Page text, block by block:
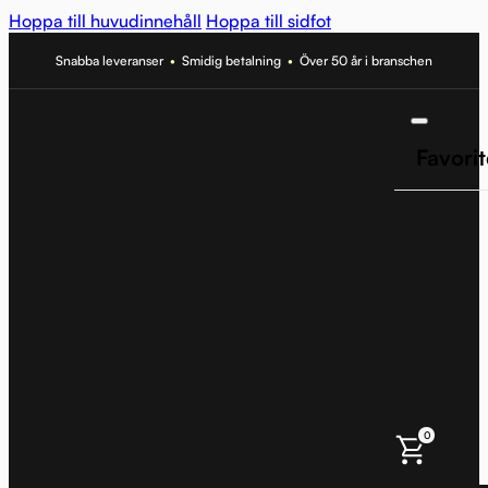
Hoppa till huvudinnehåll Hoppa till sidfot
Snabba leveranser • Smidig betalning • Över 50 år i branschen
0